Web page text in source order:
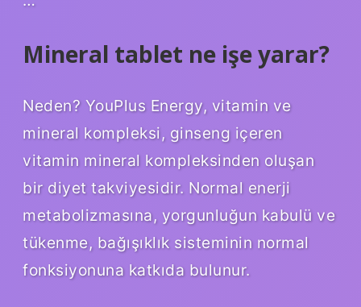
Mineral tablet ne işe yarar?
Neden? YouPlus Energy, vitamin ve
mineral kompleksi, ginseng içeren
vitamin mineral kompleksinden oluşan
bir diyet takviyesidir. Normal enerji
metabolizmasına, yorgunluğun kabulü ve
tükenme, bağışıklık sisteminin normal
fonksiyonuna katkıda bulunur.